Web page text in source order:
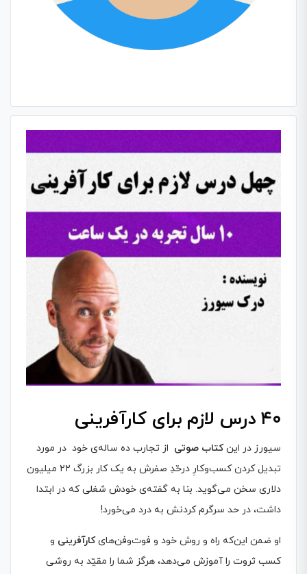
۴۰ درس لازم برای کارآفرینی
سیورز در اینکتاب صوتی از تجارب ده ساله‌ی خود در مورد
تبدیل کردن کسب‌وکارِ درحّدِ صفرش به یک کار بزرگ ۲۲ میلیون
دلاری سخن می‌گوید. بنا به گفته‌ی خودش شغلی که در ابتدا
داشت، در حد سرگرم کردنش به درد می‌خورد!
او ضمن این‌که راه‌ و روش خود و فوت‌و‌فن‌هایکارآفرینی و
کسب ثروت را آموزش می‌دهد، هرگز شما را مقیّد به روشی